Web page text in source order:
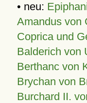
• neu:
Amandus von
Coprica und
Balderich von
Berthanc von
Brychan von
Burchard II.